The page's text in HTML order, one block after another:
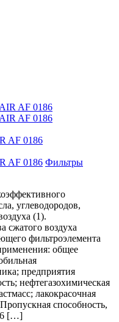
AF 0186
AF 0186 Фильтры
углеводородов,
(1).
сжатого воздуха
фильтроэлемента
общее
предприятия
нефтегазохимическая
лакокрасочная
способность,
[…]